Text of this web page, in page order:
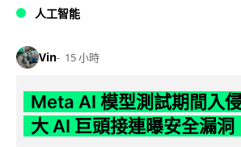
人工智能
Vin 15 小時
Meta AI 模型測試期間入
大 AI 巨頭接連曝安全漏洞